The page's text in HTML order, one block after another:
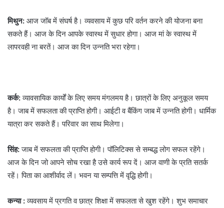
मिथुन: आज जॉब में संघर्ष है। व्यवसाय में कुछ परि वर्तन करने की योजना बना
सकते हैं। आज के दिन आपके स्वास्थ में सुधार होगा। आज मां के स्वास्थ में
लापरवही ना बरतें। आज का दिन उन्नति भरा रहेगा।
कर्क:व्यावसायिक कार्यों के लिए समय मंगलमय है। छात्रों के लिए अनुकूल समय
है। जाब में सफलता की प्राप्ति होगी। आईटी व बैंकिंग जाब में उन्नति होगी। धार्मिक
यात्रा कर सकते हैं। परिवार का साथ मिलेगा।
सिंह:जाब में सफलता की प्राप्ति होगी। पॉलिटिक्स से सम्बद्ध लोग सफल रहेंगे।
आज के दिन जो आपने सोच रखा है उसे कार्य रूप दें। आज वाणी के प्रति सतर्क
रहें। पिता का आशीर्वाद लें। भवन या सम्पत्ति में वृद्धि होगी।
कन्या :व्यवसाय में प्रगति व छात्र शिक्षा में सफलता से खुश रहेंगे। शुभ समाचार